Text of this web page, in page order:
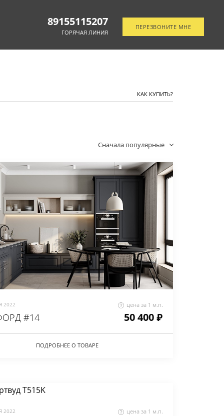
89155115207
ГОРЯЧАЯ ЛИНИЯ
ПЕРЕЗВОНИТЕ МНЕ
КАК КУПИТЬ?
Сначала популярные
2022 цена за 1 м.п.
#14 50 400 ₽
ПОДРОБНЕЕ О ТОВАРЕ
2022 цена за 1 м.п.